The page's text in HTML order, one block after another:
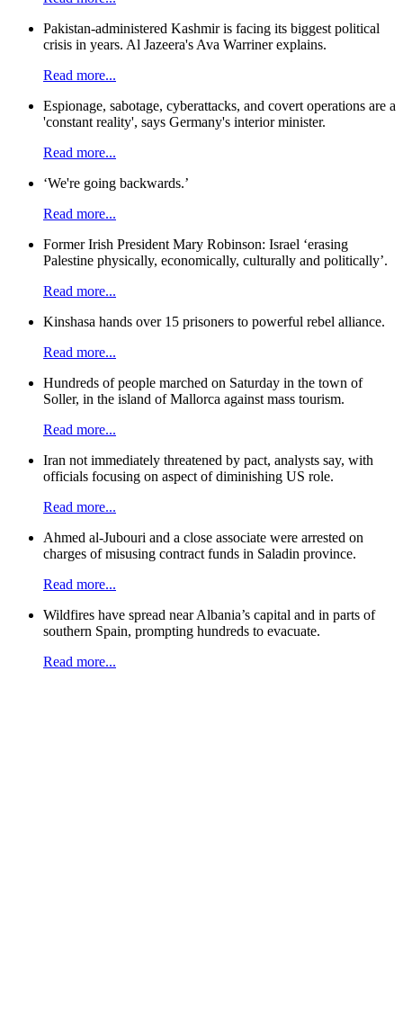
தொழிலாளர்களின் சமூகப் பொருளாதார
நடாத்தினர். இவ்வகையில் பெருந்தோட்ட
தொழிற்சங்கத் தலைவர்களின் சமூகப்
1977 ஆம் ஆண்டுகளில் பதவியேற்ற
பெருந்தோட்டத் தொழிலாளர்கள் மீது
ஏற்படுத்திய தாக்கம்,தொழிற்சங்கங்கள்
தொழிலாளர் நலன்களுக்காக நடாத்திய
போராட்டங்கள் போன்றவற்றையும்
தொழிலாளர்களுக்கும்,
தோட்டமுகாமைத்துவத்திற்கு
இடையிலும், தொழிலாளர்களுக்கு
,பிரச்சினைகள் தொடர்பாக
நிலைப்பாடுகள் தொடர்பாக இந் நூல்
ஆய்வு செய்கின்றது.
Pakistan-administered Kashmir is facing its biggest political
crisis in years. Al Jazeera's Ava Warriner explains.
Read more...
Espionage, sabotage, cyberattacks, and covert operations are a
'constant reality', says Germany's interior minister.
Read more...
‘We're going backwards.’
Read more...
Former Irish President Mary Robinson: Israel ‘erasing
Palestine physically, economically, culturally and politically’.
Read more...
Kinshasa hands over 15 prisoners to powerful rebel alliance.
Read more...
Hundreds of people marched on Saturday in the town of
Soller, in the island of Mallorca against mass tourism.
Read more...
Iran not immediately threatened by pact, analysts say, with
officials focusing on aspect of diminishing US role.
Read more...
Ahmed al-Jubouri and a close associate were arrested on
charges of misusing contract funds in Saladin province.
Read more...
Wildfires have spread near Albania’s capital and in parts of
southern Spain, prompting hundreds to evacuate.
Read more...